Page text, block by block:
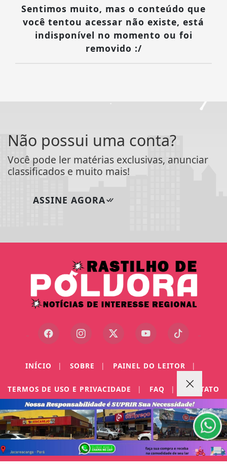
Sentimos muito, mas o conteúdo que
você tentou acessar não existe, está
indisponível no momento ou foi
removido :/
Não possui uma conta?
Você pode ler matérias exclusivas, anunciar
classificados e muito mais!
ASSINE AGORA
INÍCIO | SOBRE | PAINEL DO LEITOR |
TERMOS DE USO E PRIVACIDADE | FAQ | CONTATO
Esse site utiliza cookies para melhorar sua
experiência de navegação. Ao continuar o acesso,
entendemos que você concorda com nossos Termos
de Uso e Privacidade.
PARA MAIS INFORMAÇÕES,ACESSE NOSSOS TERMOS
CLICANDO AQUI
PROSSEGUIR